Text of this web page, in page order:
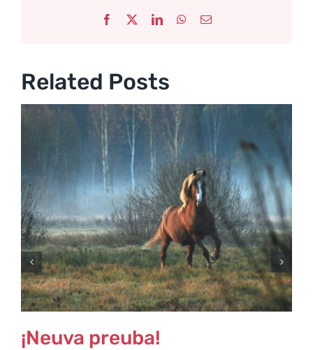
Facebook LinkedInWhatsApp
Email
Related Posts
¡Neuva preuba!